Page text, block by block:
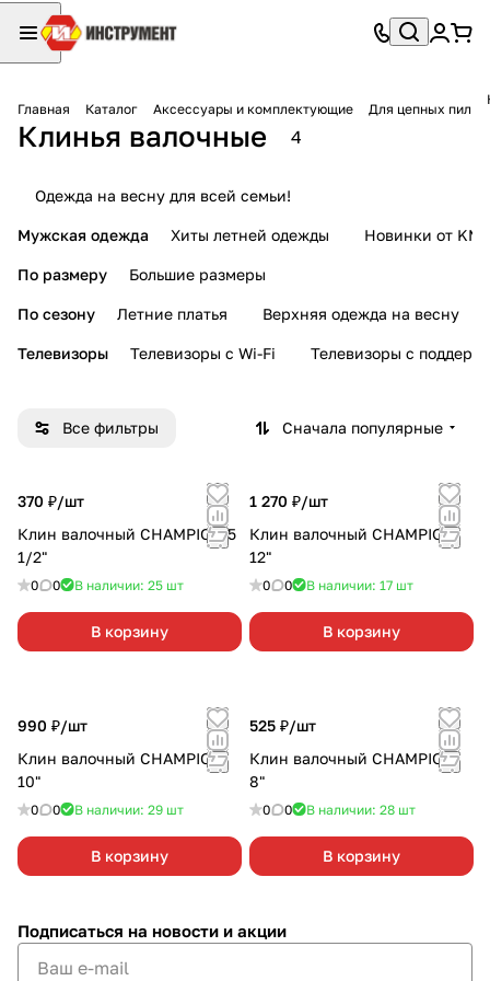
Главная Каталог Аксессуары и комплектующие Для цепных пил
Клинья валочные 4
Одежда на весну для всей семьи!
Мужская одежда Хиты летней одежды Новинки от KMI
По размеру Большие размеры
По сезону Летние платья Верхняя одежда на весну
Телевизоры Телевизоры с Wi-Fi Телевизоры с
Все фильтры Сначала популярные
370 ₽/шт
Клин валочный CHAMPION 5
1/2"
0 0 В наличии: 25 шт
В корзину
1 270 ₽/шт
Клин валочный CHAMPION
12"
0 0 В наличии: 17 шт
В корзину
990 ₽/шт
Клин валочный CHAMPION
10"
0 0 В наличии: 29 шт
В корзину
525 ₽/шт
Клин валочный CHAMPION
8"
0 0 В наличии: 28 шт
В корзину
Подписаться на новости и акции